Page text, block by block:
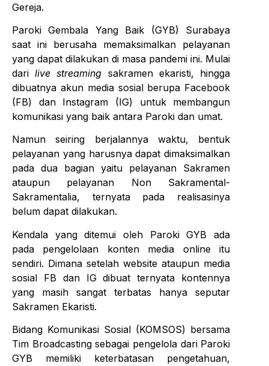
Gereja.
Paroki Gembala Yang Baik (GYB) Surabaya
saat ini berusaha memaksimalkan pelayanan
yang dapat dilakukan di masa pandemi ini. Mulai
darilive streaming sakramen ekaristi, hingga
dibuatnya akun media sosial berupa Facebook
(FB) dan Instagram (IG) untuk membangun
komunikasi yang baik antara Paroki dan umat.
Namun seiring berjalannya waktu, bentuk
pelayanan yang harusnya dapat dimaksimalkan
pada dua bagian yaitu pelayanan Sakramen
ataupun pelayanan Non Sakramental-
Sakramentalia, ternyata pada realisasinya
belum dapat dilakukan.
Kendala yang ditemui oleh Paroki GYB ada
pada pengelolaan konten media online itu
sendiri. Dimana setelah website ataupun media
sosial FB dan IG dibuat ternyata kontennya
yang masih sangat terbatas hanya seputar
Sakramen Ekaristi.
Bidang Komunikasi Sosial (KOMSOS) bersama
Tim Broadcasting sebagai pengelola dari Paroki
GYB memiliki keterbatasan pengetahuan,